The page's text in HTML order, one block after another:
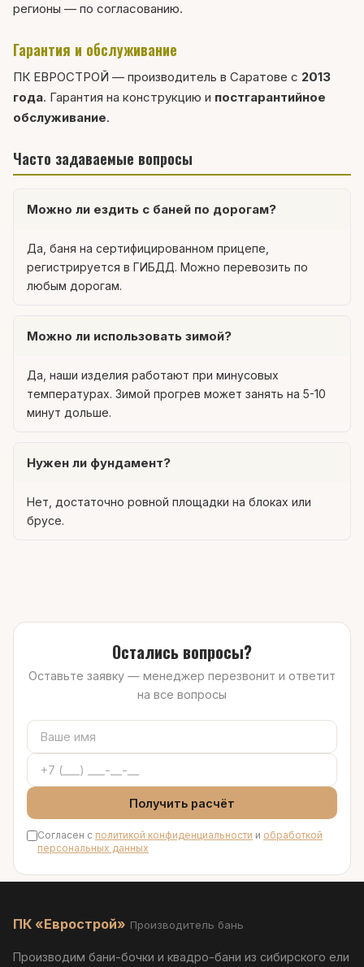
регионы — по согласованию.
Гарантия и обслуживание
ПК ЕВРОСТРОЙ — производитель в Саратове с 2013
года. Гарантия на конструкцию и постгарантийное
обслуживание.
Часто задаваемые вопросы
Можно ли ездить с баней по дорогам?
Да, баня на сертифицированном прицепе,
регистрируется в ГИБДД. Можно перевозить по
любым дорогам.
Можно ли использовать зимой?
Да, наши изделия работают при минусовых
температурах. Зимой прогрев может занять на 5-10
минут дольше.
Нужен ли фундамент?
Нет, достаточно ровной площадки на блоках или
брусе.
Остались вопросы?
Оставьте заявку — менеджер перезвонит и ответит
на все вопросы
Получить расчёт
Согласен с политикой конфиденциальности и обработкой
персональных данных
ПК «Еврострой» Производитель бань
Производим бани-бочки и квадро-бани из сибирского ели